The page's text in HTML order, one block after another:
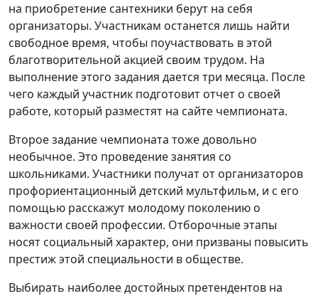
на приобретение сантехники берут на себя
организаторы. Участникам останется лишь найти
свободное время, чтобы поучаствовать в этой
благотворительной акцией своим трудом. На
выполнение этого задания дается три месяца. После
чего каждый участник подготовит отчет о своей
работе, который разместят на сайте чемпионата.
Второе задание чемпионата тоже довольно
необычное. Это проведение занятия со
школьниками. Участники получат от организаторов
профориентационный детский мультфильм, и с его
помощью расскажут молодому поколению о
важности своей профессии. Отборочные этапы
носят социальный характер, они призваны повысить
престиж этой специальности в обществе.
Выбирать наиболее достойных претендентов на